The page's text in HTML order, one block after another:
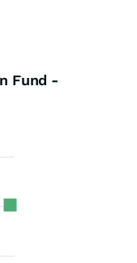
Fund -